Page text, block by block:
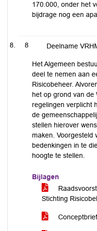
170.000, onder het
bijdrage nog een
8 Deelname
Het Algemeen
deel te nemen aan
Risicobeheer.
het op grond van de
regelingen verplicht
de
stellen hierover
maken. Voorgesteld
bedenkingen in te
hoogte te stellen.
Bijlagen
Stichting